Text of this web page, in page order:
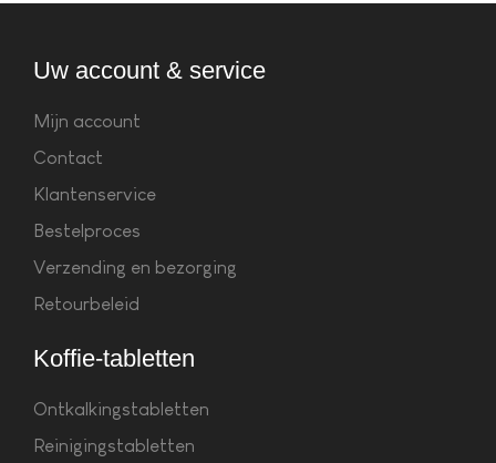
Uw account & service
Mijn account
Contact
Klantenservice
Bestelproces
Verzending en bezorging
Retourbeleid
Koffie-tabletten
Ontkalkingstabletten
Reinigingstabletten